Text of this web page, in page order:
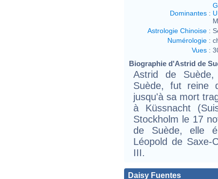
Dominantes :
Astrologie Chinoise :
Numérologie :
Vues :
Biographie d'Astrid de
Astrid de
Suède, fut reine
jusqu'à sa mort
à Küssnacht
Stockholm le 17
de Suède, elle
Léopold de Saxe-
III.
Daisy Fuentes